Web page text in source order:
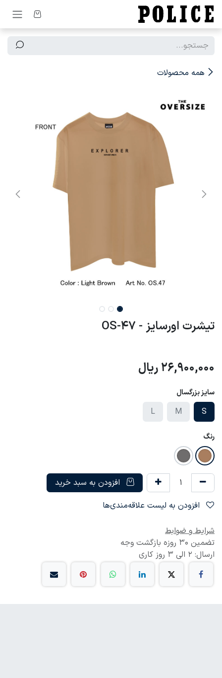
صرف نظر و مشاهده محتوا
همه محصولات
تیشرت اورسایز - OS-47
26,900,000 ریال
سایز بزرگسال
S
M
L
رنگ
افزودن به سبد خرید
شرایط و ضوابط
تضمین 30 روزه بازگشت وجه
ارسال: 2 الی 3 روز کاری